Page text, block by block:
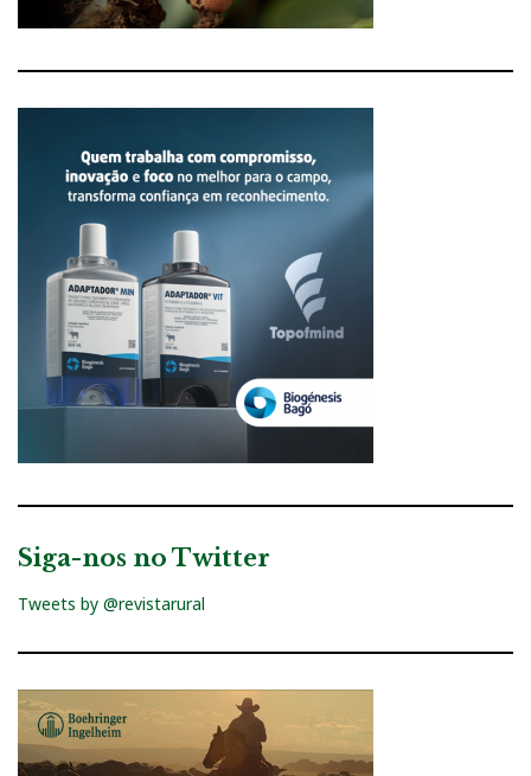
Siga-nos no Twitter
Tweets by @revistarural